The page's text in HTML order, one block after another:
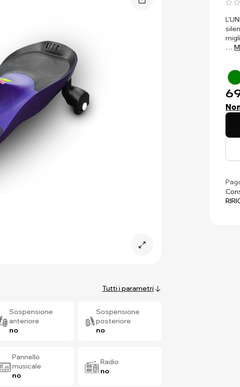
Tutti i parametri
Sospensione
anteriore
no
Sospensione
posteriore
no
Pannello
musicale
no
Radio
no
…